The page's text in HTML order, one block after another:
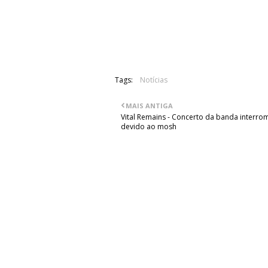
Tags: Notícias
MAIS ANTIGA
Vital Remains - Concerto da banda
devido ao mosh